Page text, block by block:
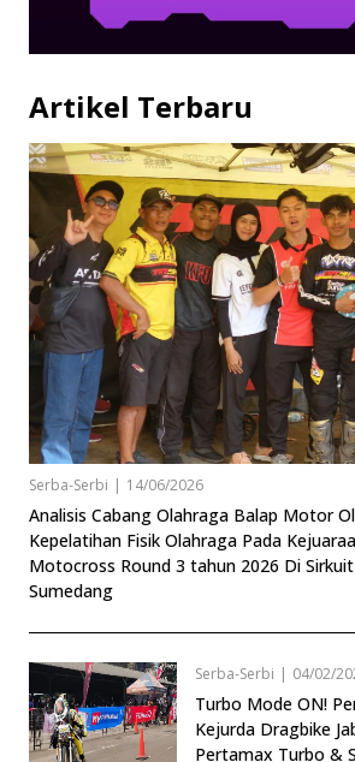
Artikel Terbaru
Serba-Serbi | 14/06/2026
Analisis Cabang Olahraga Balap Motor
Kepelatihan Fisik Olahraga Pada
Motocross Round 3 tahun 2026 Di
Sumedang
Serba-Serbi | 04/02/
Turbo Mode ON!
Kejurda Dragbike
Pertamax Turbo &